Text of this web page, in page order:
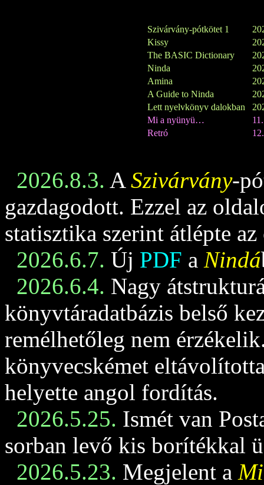
Szivárvány-pótkötet 1
Kissy
The BASIC Dictionary
Ninda
Amina
A Guide to Ninda
Lett nyelvkönyv dalokban
Mi a nyünyü…
Retró
2026.8.3. A Szivárvány-
gazdagodott. Ezzel az
statisztika szerint átlépte
2026.6.7. Új PDF a Nindá
2026.6.4. Nagy
könyvtáradatbázis belső
remélhetőleg nem
könyvecskémet
helyette angol fordítás.
2026.5.25. Ismét van
sorban levő kis borítékkal
2026.5.23. Megjelent a